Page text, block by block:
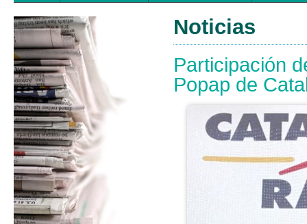
Noticias
Participación
Popap de